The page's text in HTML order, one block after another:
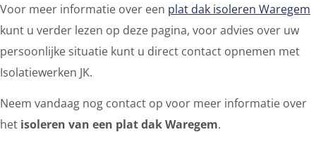
Voor meer informatie over een plat dak isoleren Waregem
kunt u verder lezen op deze pagina, voor advies over uw
persoonlijke situatie kunt u direct contact opnemen met
Isolatiewerken JK.
Neem vandaag nog contact op voor meer informatie over
het isoleren van een plat dak Waregem.